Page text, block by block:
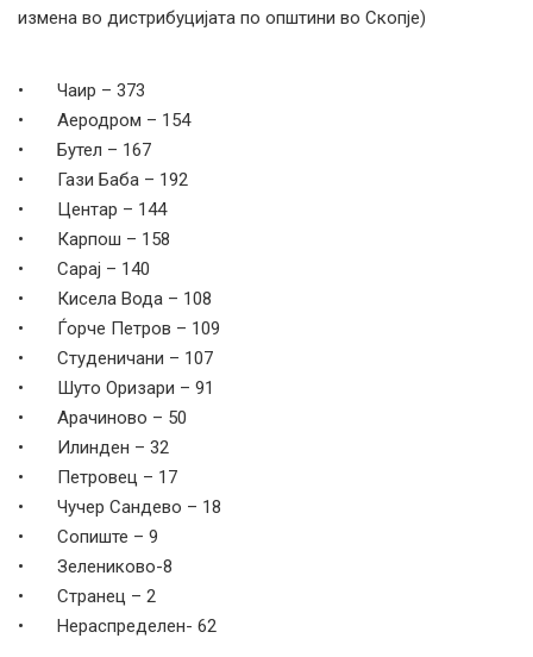
измена во дистрибуцијата по општини во Скопје)
• Чаир – 373
• Аеродром – 154
• Бутел – 167
• Гази Баба – 192
• Центар – 144
• Карпош – 158
• Сарај – 140
• Кисела Вода – 108
• Ѓорче Петров – 109
• Студеничани – 107
• Шуто Оризари – 91
• Арачиново – 50
• Илинден – 32
• Петровец – 17
• Чучер Сандево – 18
• Сопиште – 9
• Зелениково-8
• Странец – 2
• Нераспределен- 62